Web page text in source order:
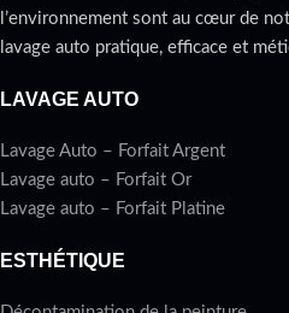
l’environnement sont au cœur de
lavage auto pratique, efficace et
LAVAGE AUTO
Lavage Auto – Forfait Argent
Lavage auto – Forfait Or
Lavage auto – Forfait Platine
ESTHÉTIQUE